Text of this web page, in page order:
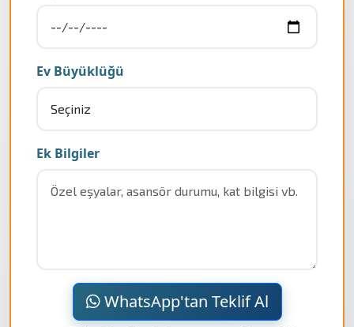
Ev Büyüklüğü
Ek Bilgiler
WhatsApp'tan Teklif Al